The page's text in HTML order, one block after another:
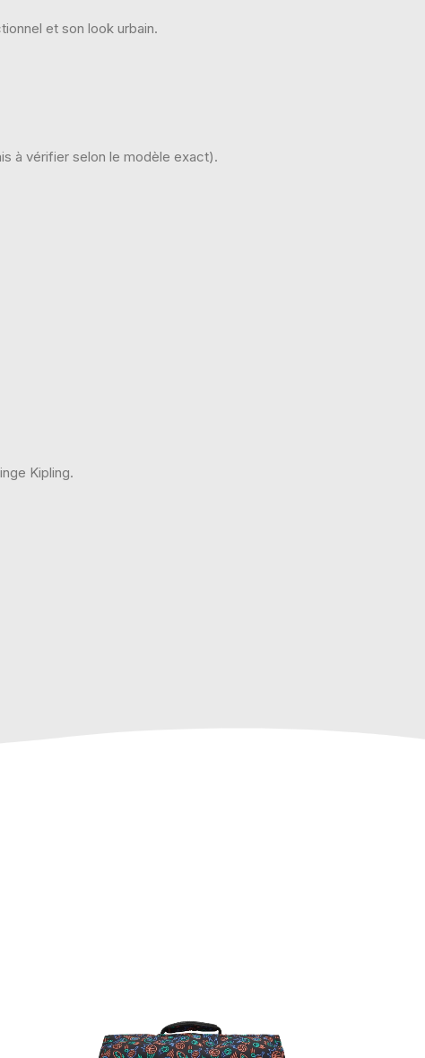
et son look urbain.
à vérifier selon le modèle exact).
Kipling.